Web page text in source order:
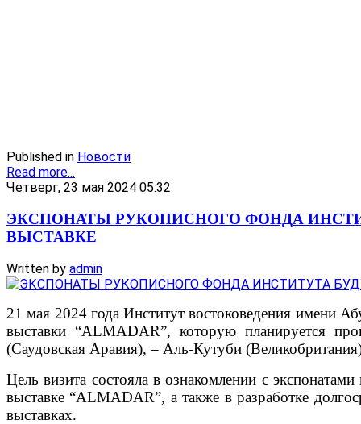
Published in Новости
Read more...
Четверг, 23 мая 2024 05:32
ЭКСПОНАТЫ РУКОПИСНОГО ФОНДА
ВЫСТАВКЕ
Written by admin
21 мая 2024 года Институт востоковедения имени
выставки “ALMADAR”, которую планируется
(Саудовская Аравия), – Аль-Кутуби
Цель визита состояла в ознакомлении с
выставке “ALMADAR”, а также в разработке
выставках.